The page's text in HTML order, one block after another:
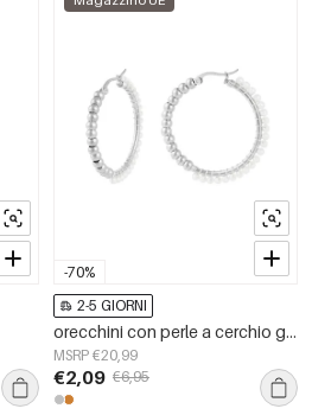
-70%
2-5 GIORNI
orecchini con perle a cerchio grande in acciaio inossidabile
MSRP €20,99
€2,09 €6,95